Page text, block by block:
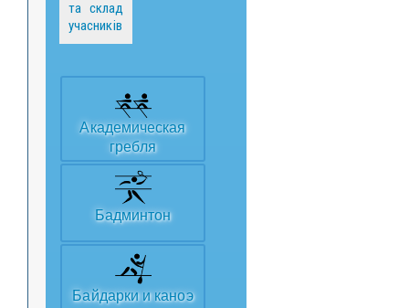
та склад
учасників
Академическая
гребля
Бадминтон
Байдарки и каноэ